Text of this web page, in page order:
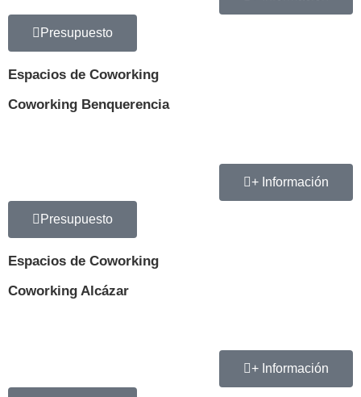
Presupuesto
Espacios de Coworking
Coworking Benquerencia
+ Información
Presupuesto
Espacios de Coworking
Coworking Alcázar
+ Información